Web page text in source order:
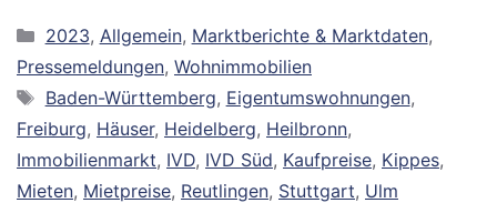
Kategorien
2023, Allgemein, Marktberichte & Marktdaten,
Pressemeldungen, Wohnimmobilien
Schlagwörter
Baden-Württemberg, Eigentumswohnungen,
Freiburg, Häuser, Heidelberg, Heilbronn,
Immobilienmarkt, IVD, IVD Süd, Kaufpreise, Kippes,
Mieten, Mietpreise, Reutlingen, Stuttgart, Ulm